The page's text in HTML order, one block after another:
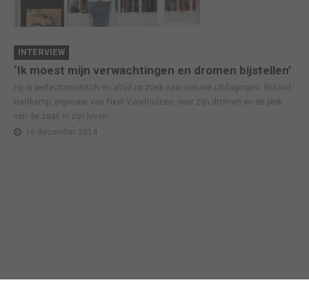
INTERVIEW
‘Ik moest mijn verwachtingen en dromen bijstellen’
Hij is perfectionistisch en altijd op zoek naar nieuwe uitdagingen. Roland
Hartkamp, eigenaar van Fixet Voorthuizen, over zijn dromen en de plek
van de zaak in zijn leven.
16 december 2014